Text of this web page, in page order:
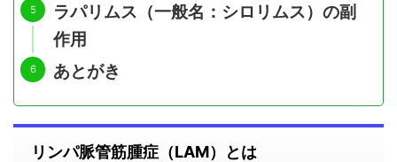
ラパリムス（一般名：シロリムス）の副
作用
あとがき
リンパ脈管筋腫症（LAM）とは